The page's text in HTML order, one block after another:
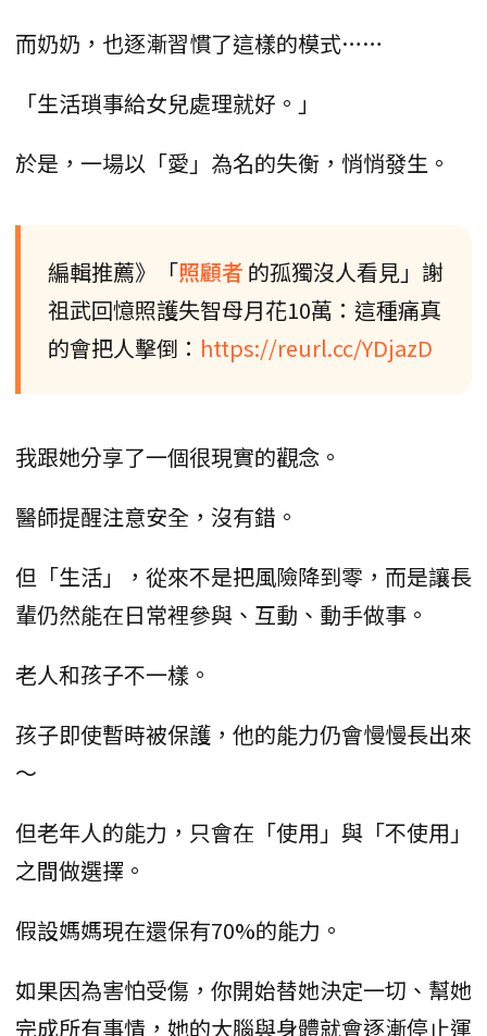
而奶奶，也逐漸習慣了這樣的模式……
「生活瑣事給女兒處理就好。」
於是，一場以「愛」為名的失衡，悄悄發生。
編輯推薦》「照顧者 的孤獨沒人看見」謝
祖武回憶照護失智母月花10萬：這種痛真
的會把人擊倒： https://reurl.cc/YDjazD
我跟她分享了一個很現實的觀念。
醫師提醒注意安全，沒有錯。
但「生活」，從來不是把風險降到零，而是讓長
輩仍然能在日常裡參與、互動、動手做事。
老人和孩子不一樣。
孩子即使暫時被保護，他的能力仍會慢慢長出來
～
但老年人的能力，只會在「使用」與「不使用」
之間做選擇。
假設媽媽現在還保有70%的能力。
如果因為害怕受傷，你開始替她決定一切、幫她
完成所有事情，她的大腦與身體就會逐漸停止運